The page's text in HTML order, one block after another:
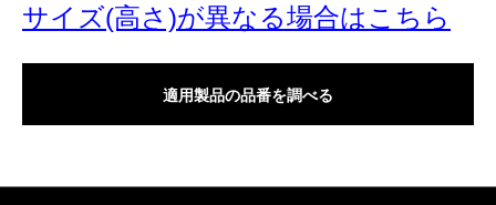
サイズ(高さ)が異なる場合はこちら
適用製品の品番を調べる